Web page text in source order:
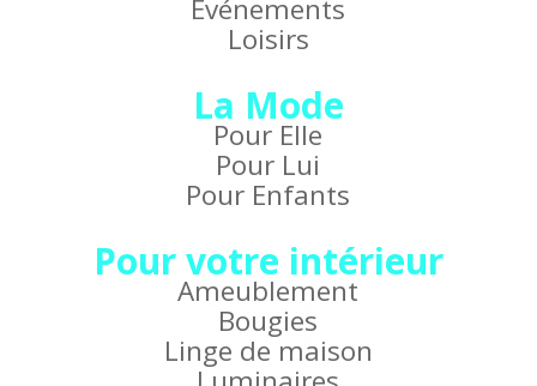
Événements
Loisirs
La Mode
Pour Elle
Pour Lui
Pour Enfants
Pour votre intérieur
Ameublement
Bougies
Linge de maison